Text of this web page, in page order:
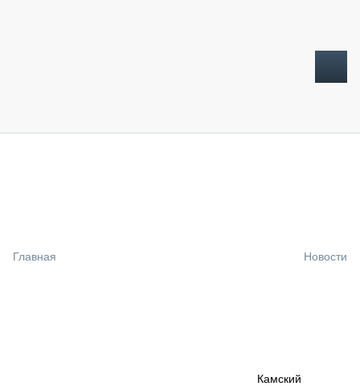
Главная Новости
Камский